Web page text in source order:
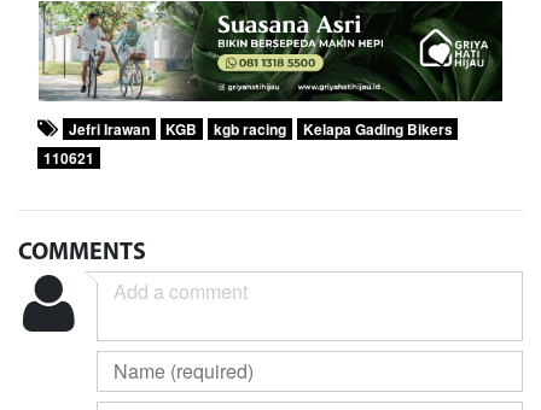
Jefri Irawan KGB kgb racing
Kelapa Gading Bikers
110621
COMMENTS